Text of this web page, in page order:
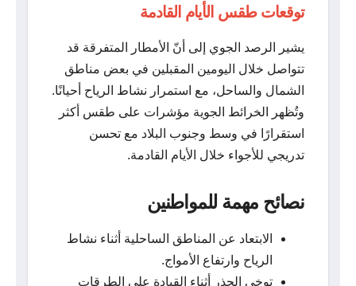
توقعات طقس الأيام القادمة
يشير الرصد الجوي إلى أنّ الأمطار المتفرقة قد
تتواصل خلال اليومين المقبلين في بعض مناطق
الشمال والساحل، مع استمرار نشاط الرياح أحيانًا.
وتُظهر الخرائط الجوية مؤشرات على طقس أكثر
استقرارًا في وسط وجنوب البلاد مع تحسن
تدريجي للأجواء خلال الأيام القادمة.
نصائح مهمة للمواطنين
الابتعاد عن المناطق الساحلية أثناء نشاط
الرياح وارتفاع الأمواج.
توخي الحذر أثناء القيادة على الطرقات